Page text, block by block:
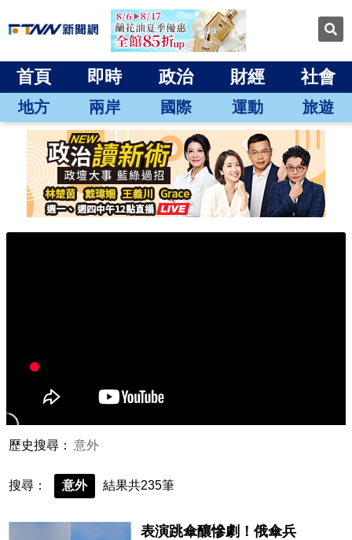
首頁 即時 政治 財經 社會
地方 兩岸 國際 運動 旅遊
歷史搜尋： 意外
搜尋： 意外 結果共235筆
表演跳傘釀慘劇！俄傘兵